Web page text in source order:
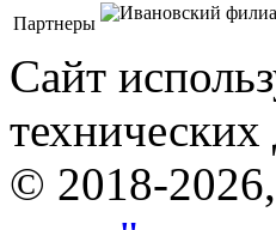
Партнеры
Сайт
© 2018-2026,